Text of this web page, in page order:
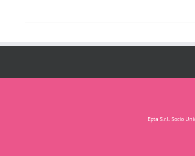
Epta S.r.l. Socio